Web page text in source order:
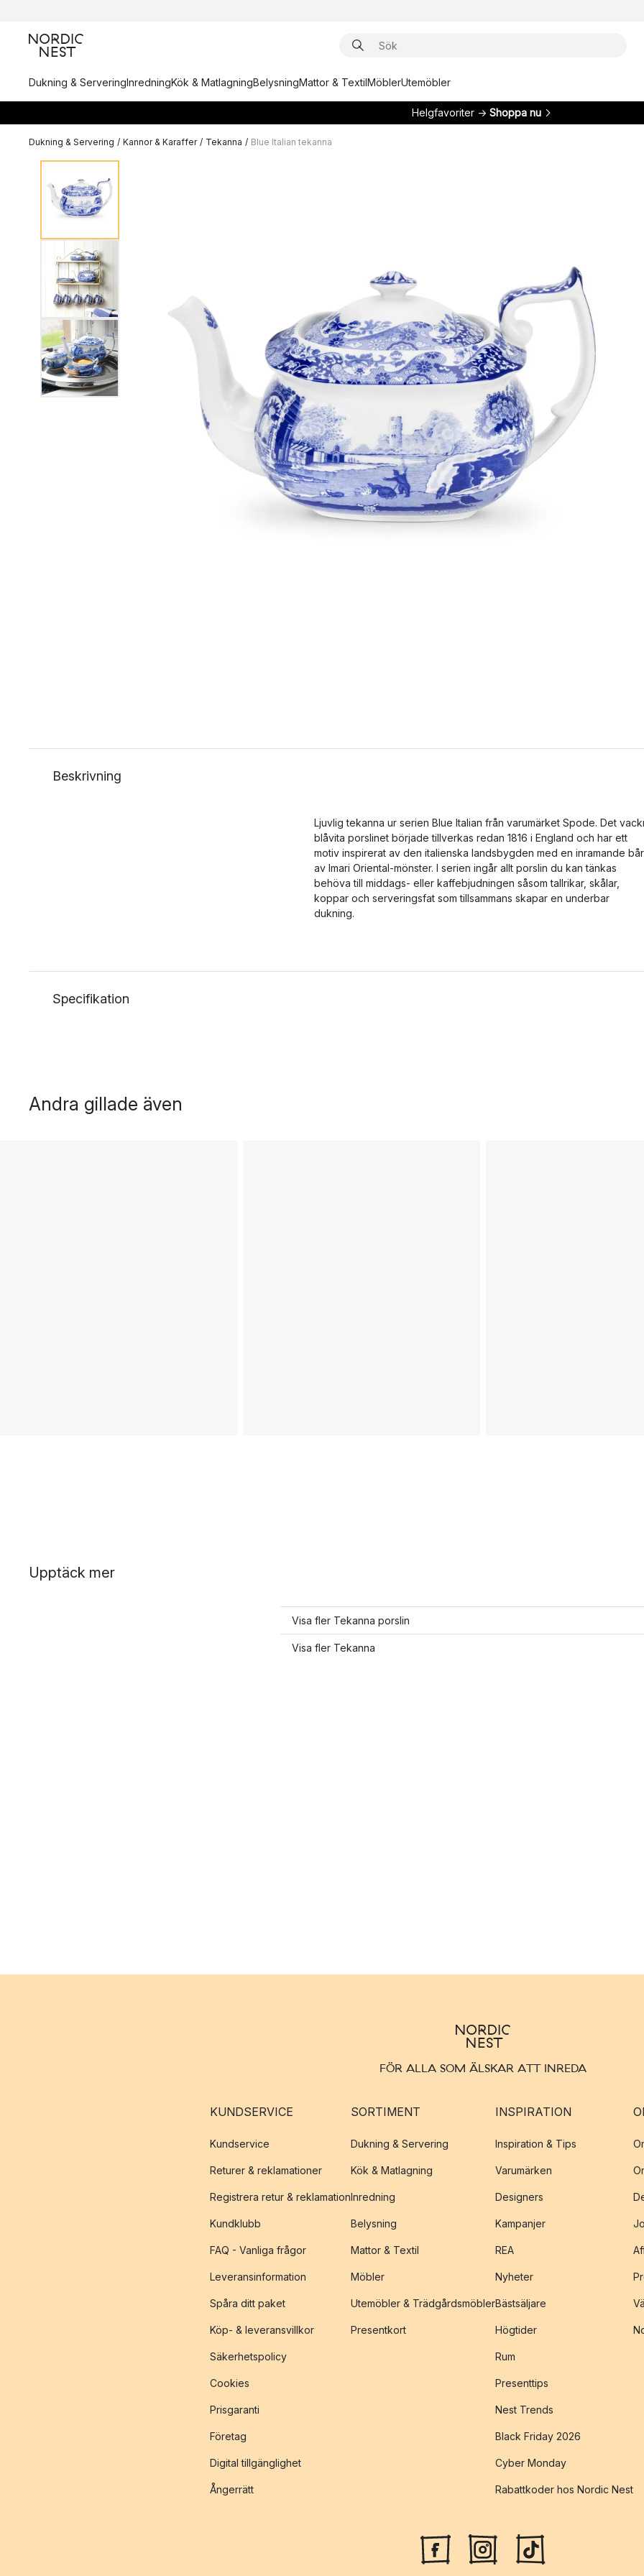
Dukning & ServeringInredningKök & MatlagningBelysningMattor & TextilMöblerUtemöbler
Helgfavoriter → Shoppa nu
Dukning & Servering / Kannor & Karaffer / Tekanna / Blue Italian tekanna
Beskrivning
Ljuvlig tekanna ur serien Blue Italian från varumärket Spode. Det
blåvita porslinet började tillverkas redan 1816 i England och har ett
motiv inspirerat av den italienska landsbygden med en inramande
av Imari Oriental-mönster. I serien ingår allt porslin du kan tänkas
behöva till middags- eller kaffebjudningen såsom tallrikar, skålar,
koppar och serveringsfat som tillsammans skapar en underbar
dukning.
Specifikation
Andra gillade även
Upptäck mer
Visa fler Tekanna porslin
Visa fler Tekanna
FÖR ALLA SOM ÄLSKAR ATT INREDA
KUNDSERVICE
Kundservice
Returer & reklamationer
Registrera retur & reklamation
Kundklubb
FAQ - Vanliga frågor
Leveransinformation
Spåra ditt paket
Köp- & leveransvillkor
Säkerhetspolicy
Cookies
Prisgaranti
Företag
Digital tillgänglighet
Ångerrätt
SORTIMENT
Dukning & Servering
Kök & Matlagning
Inredning
Belysning
Mattor & Textil
Möbler
Utemöbler & Trädgårdsmöbler
Presentkort
INSPIRATION
Inspiration & Tips
Varumärken
Designers
Kampanjer
REA
Nyheter
Bästsäljare
Högtider
Rum
Presenttips
Nest Trends
Black Friday 2026
Cyber Monday
Rabattkoder hos Nordic Nest